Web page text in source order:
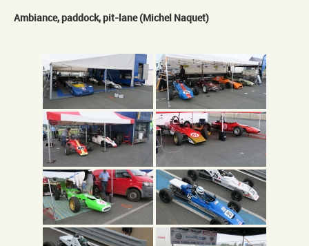
Ambiance, paddock, pit-lane (Michel Naquet)